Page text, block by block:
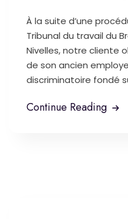
À la suite d’une
Tribunal du travail du
Nivelles, notre cliente
de son ancien
discriminatoire fondé
Continue Reading